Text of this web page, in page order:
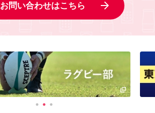
お問い合わせはこちら